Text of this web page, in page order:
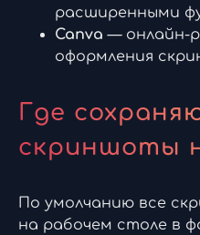
расширенными
Canva — онлайн-
оформления
Где
скриншоты
По умолчанию все
на рабочем столе в